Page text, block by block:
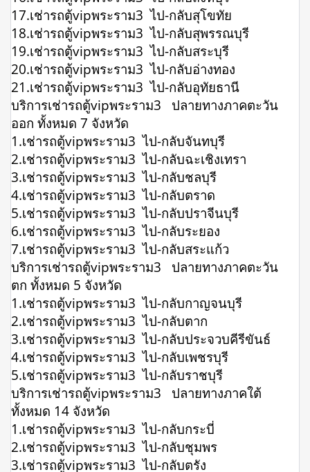
17.เช่ารถตู้vipพระราม3 ไป-กลับสุโขทัย
18.เช่ารถตู้vipพระราม3 ไป-กลับสุพรรณบุรี
19.เช่ารถตู้vipพระราม3 ไป-กลับสระบุรี
20.เช่ารถตู้vipพระราม3 ไป-กลับอ่างทอง
21.เช่ารถตู้vipพระราม3 ไป-กลับอุทัยธานี
บริการเช่ารถตู้vipพระราม3 ปลายทางภาคตะวัน
ออก ทั้งหมด 7 จังหวัด
1.เช่ารถตู้vipพระราม3 ไป-กลับจันทบุรี
2.เช่ารถตู้vipพระราม3 ไป-กลับฉะเชิงเทรา
3.เช่ารถตู้vipพระราม3 ไป-กลับชลบุรี
4.เช่ารถตู้vipพระราม3 ไป-กลับตราด
5.เช่ารถตู้vipพระราม3 ไป-กลับปราจีนบุรี
6.เช่ารถตู้vipพระราม3 ไป-กลับระยอง
7.เช่ารถตู้vipพระราม3 ไป-กลับสระแก้ว
บริการเช่ารถตู้vipพระราม3 ปลายทางภาคตะวัน
ตก ทั้งหมด 5 จังหวัด
1.เช่ารถตู้vipพระราม3 ไป-กลับกาญจนบุรี
2.เช่ารถตู้vipพระราม3 ไป-กลับตาก
3.เช่ารถตู้vipพระราม3 ไป-กลับประจวบคีรีขันธ์
4.เช่ารถตู้vipพระราม3 ไป-กลับเพชรบุรี
5.เช่ารถตู้vipพระราม3 ไป-กลับราชบุรี
บริการเช่ารถตู้vipพระราม3 ปลายทางภาคใต้
ทั้งหมด 14 จังหวัด
1.เช่ารถตู้vipพระราม3 ไป-กลับกระบี่
2.เช่ารถตู้vipพระราม3 ไป-กลับชุมพร
3.เช่ารถตู้vipพระราม3 ไป-กลับตรัง